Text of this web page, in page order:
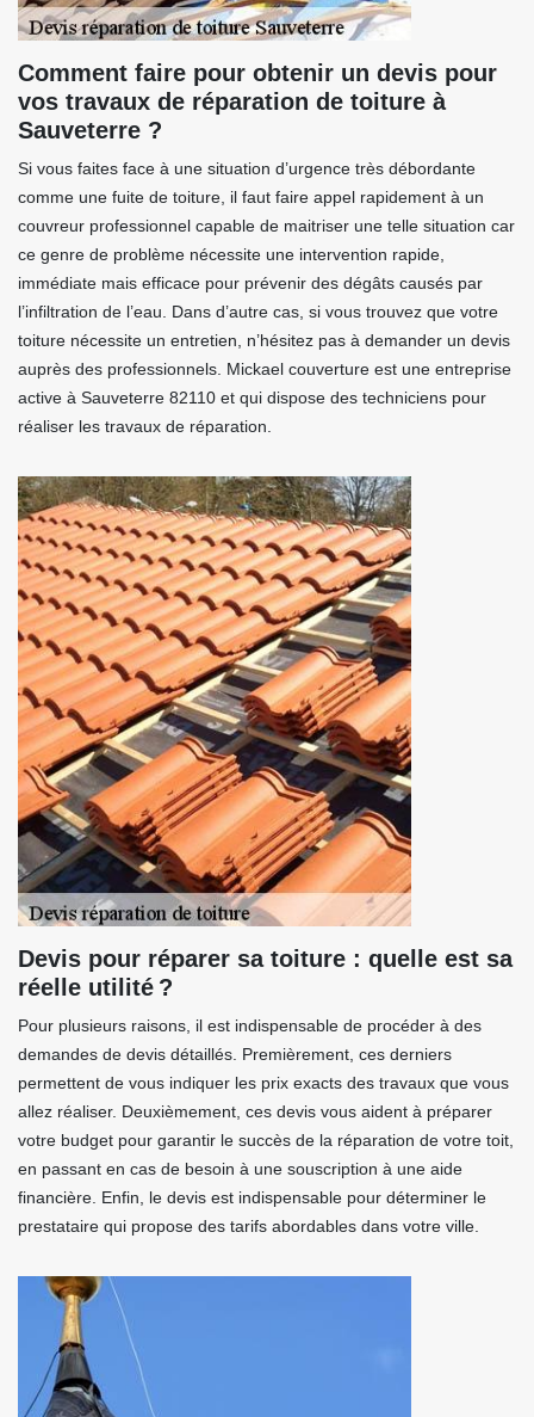
Comment faire pour obtenir un devis pour
vos travaux de réparation de toiture à
Sauveterre ?
Si vous faites face à une situation d’urgence très débordante
comme une fuite de toiture, il faut faire appel rapidement à un
couvreur professionnel capable de maitriser une telle situation car
ce genre de problème nécessite une intervention rapide,
immédiate mais efficace pour prévenir des dégâts causés par
l’infiltration de l’eau. Dans d’autre cas, si vous trouvez que votre
toiture nécessite un entretien, n’hésitez pas à demander un devis
auprès des professionnels. Mickael couverture est une entreprise
active à Sauveterre 82110 et qui dispose des techniciens pour
réaliser les travaux de réparation.
Devis pour réparer sa toiture : quelle est sa
réelle utilité ?
Pour plusieurs raisons, il est indispensable de procéder à des
demandes de devis détaillés. Premièrement, ces derniers
permettent de vous indiquer les prix exacts des travaux que vous
allez réaliser. Deuxièmement, ces devis vous aident à préparer
votre budget pour garantir le succès de la réparation de votre toit,
en passant en cas de besoin à une souscription à une aide
financière. Enfin, le devis est indispensable pour déterminer le
prestataire qui propose des tarifs abordables dans votre ville.